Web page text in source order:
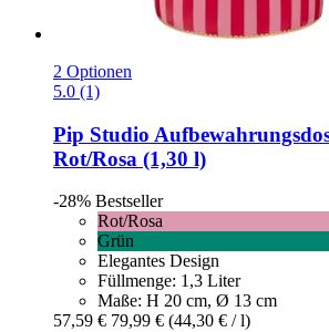
2 Optionen
5.0 (1)
Pip Studio
Rot/Rosa (1,30 l)
-28% Bestseller
Rot/Rosa
Grün
Elegantes Design
Füllmenge: 1,3 Liter
Maße: H 20 cm, Ø 13 cm
57,59 € 79,99 € (44,30 € / l)